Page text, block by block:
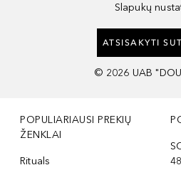
Slapukų
ATSISAKYTI
© 2026 UAB
POPULIARIAUSI PREKIŲ
ŽENKLAI
Rituals
48